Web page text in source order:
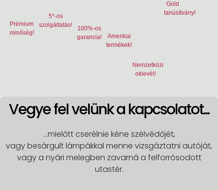
Prémium
minőség!
5*-os
szolgáltatás!
100%-os
garancia!
Amerikai
termékek!
Nemzetközi
oklevél!
Gold
tanúsítvány!
Vegye fel velünk a kapcsolatot...
...mielőtt cserélnie kéne szélvédőjét,
vagy besárgult lámpákkal menne vizsgáztatni autóját,
vagy a nyári melegben zavarná a felforrósodott
utastér.